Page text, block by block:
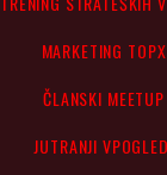
MARKETING TOPX
ČLANSKI MEETUP
JUTRANJI